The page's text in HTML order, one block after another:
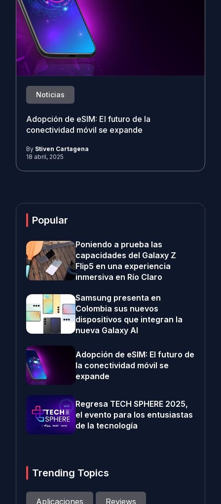
Noticias
Adopción de eSIM: El futuro de la
conectividad móvil se expande
By Stiven Cartagena
18 abril, 2025
Popular
Poniendo a prueba las
capacidades del Galaxy Z
Flip5 en una experiencia
inmersiva en Río Claro
Samsung presenta en
Colombia sus nuevos
dispositivos que integran la
nueva Galaxy AI
Adopción de eSIM: El futuro de
la conectividad móvil se
expande
Regresa TECH SPHERE 2025,
el evento para los entusiastas
de la tecnología
Trending Topics
Aplicaciones Reviews